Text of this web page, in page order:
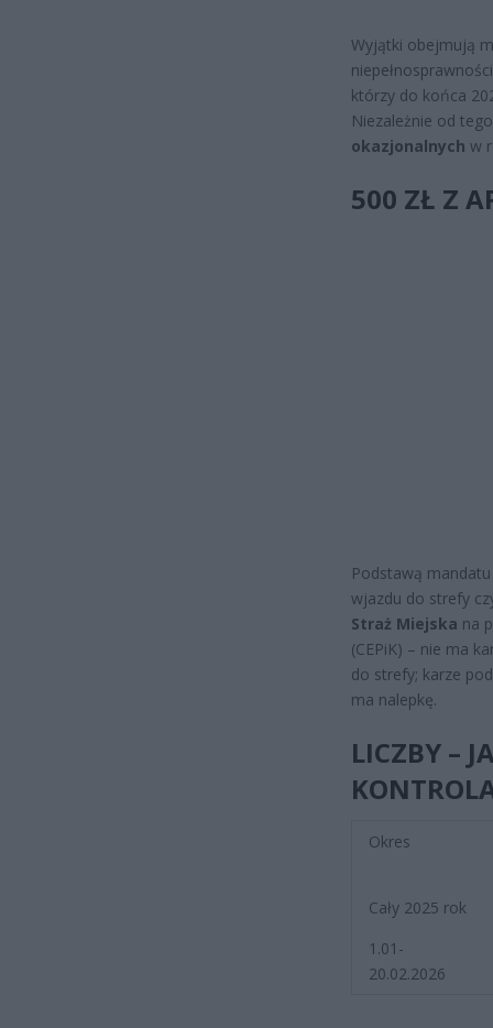
Wyjątki obejmują
którzy do końca
Niezależnie od
okazjonalnych w
500 ZŁ Z
Podstawą
wjazdu do strefy
Straż Miejska na
(CEPiK) – nie ma
do strefy; karze
ma nalepkę.
LICZBY –
Okres
Cały 2025 rok
1.01-
20.02.2026